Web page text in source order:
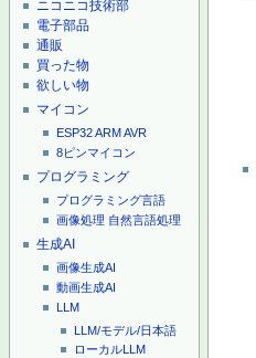
ニコニコ技術部
電子部品
通販
買った物
欲しい物
マイコン
ESP32ARMAVR
8ピンマイコン
プログラミング
プログラミング言語
画像処理 自然言語処理
生成AI
画像生成AI
動画生成AI
LLM
LLM/モデル/日本語
ローカルLLM